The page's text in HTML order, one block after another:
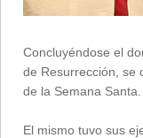
Concluyéndose el
de Resurrección, se
de la Semana Santa.
El mismo tuvo sus